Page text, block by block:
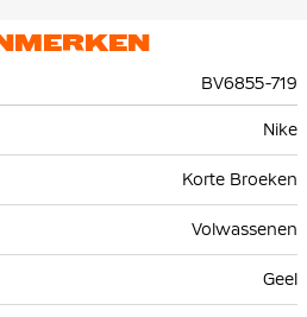
BV6855-719
Nike
Korte Broeken
Volwassenen
Geel